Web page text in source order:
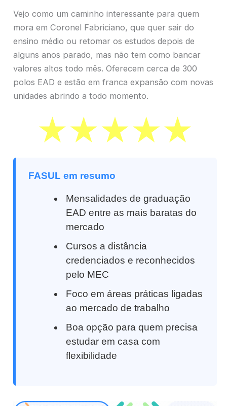
Vejo como um caminho interessante para quem
mora em Coronel Fabriciano, que quer sair do
ensino médio ou retomar os estudos depois de
alguns anos parado, mas não tem como bancar
valores altos todo mês. Oferecem cerca de 300
polos EAD e estão em franca expansão com novas
unidades abrindo a todo momento.
FASUL em resumo
Mensalidades de graduação
EAD entre as mais baratas do
mercado
Cursos a distância
credenciados e reconhecidos
pelo MEC
Foco em áreas práticas ligadas
ao mercado de trabalho
Boa opção para quem precisa
estudar em casa com
flexibilidade